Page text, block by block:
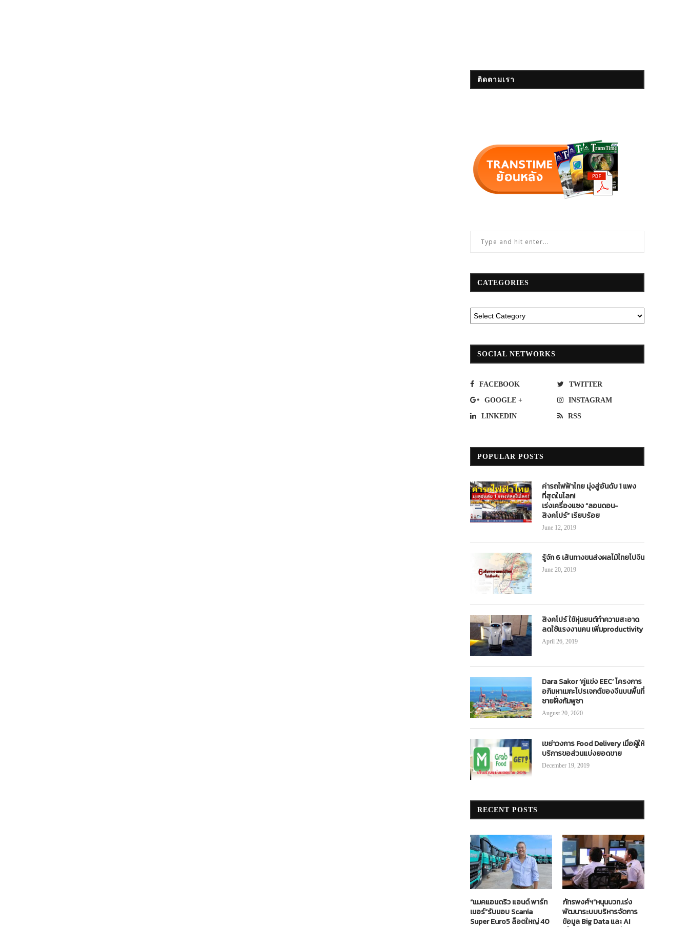
ติดตามเรา
CATEGORIES
SOCIAL NETWORKS
FACEBOOK TWITTER
GOOGLE + INSTAGRAM
LINKEDIN RSS
POPULAR POSTS
ค่ารถไฟฟ้าไทย มุ่งสู่อันดับ 1 แพง
ที่สุดในโลก!
เร่งเครื่องแซง “ลอนดอน-
สิงคโปร์” เรียบร้อย
June 12, 2019
รู้จัก 6 เส้นทางขนส่งผลไม้ไทยไปจีน
June 20, 2019
สิงคโปร์ ใช้หุ่นยนต์ทำความสะอาด
ลดใช้แรงงานคน เพิ่มproductivity
April 26, 2019
Dara Sakor ‘คู่แข่ง EEC’ โครงการ
อภิมหาเมกะโปรเจกต์ของจีนบนพื้นที่
ชายฝั่งกัมพูชา
August 20, 2020
เขย่าวงการ Food Delivery เมื่อผู้ให้
บริการขอส่วนแบ่งยอดขาย
December 19, 2019
RECENT POSTS
“แมคแอนดริว แอนด์ พาร์ท
เนอร์”รับมอบ Scania
Super Euro5 ล็อตใหญ่ 40
ภัทรพงศ์ฯ”หนุนบวท.เร่ง
พัฒนาระบบบริหารจัดการ
ข้อมูล Big Data และ AI